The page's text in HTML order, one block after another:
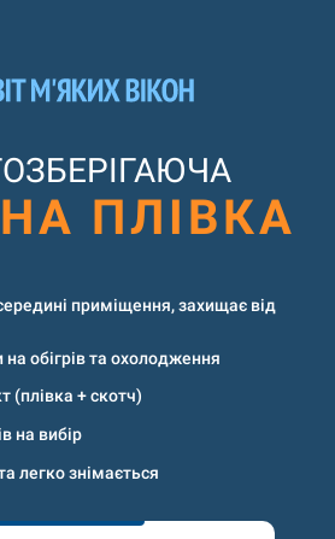
ПЛІВКА
приміщення, захищає від
обігрів та охолодження
(плівка + скотч)
на вибір
легко знімається